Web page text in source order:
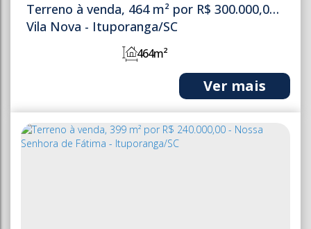
Terreno à venda, 464 m² por R$ 300.000,00 -
Vila Nova - Ituporanga/SC
464m²